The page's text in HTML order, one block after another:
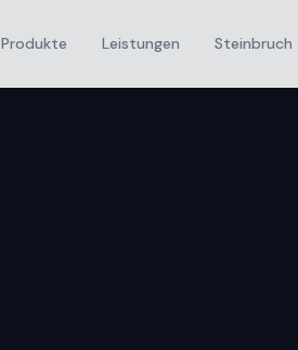
Produkte Leistungen Steinbruch